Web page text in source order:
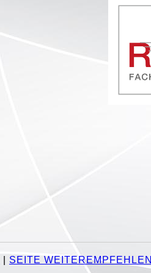
SEITE WEITEREMPFEHLEN